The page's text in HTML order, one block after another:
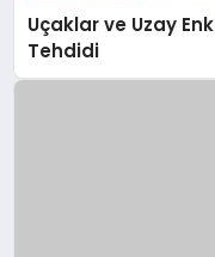
Uçaklar ve Uzay
Tehdidi